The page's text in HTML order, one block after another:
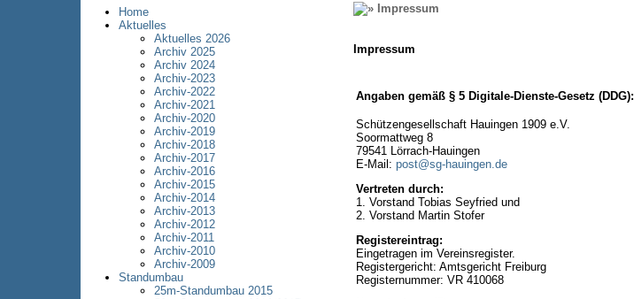
Home
Aktuelles
Aktuelles 2026
Archiv 2025
Archiv 2024
Archiv-2023
Archiv-2022
Archiv-2021
Archiv-2020
Archiv-2019
Archiv-2018
Archiv-2017
Archiv-2016
Archiv-2015
Archiv-2014
Archiv-2013
Archiv-2012
Archiv-2011
Archiv-2010
Archiv-2009
Standumbau
25m-Standumbau 2015
Impressum
Impressum
Angaben gemäß § 5 Digitale-Dienste-Gesetz (DDG):
Schützengesellschaft Hauingen 1909 e.V.
Soormattweg 8
79541 Lörrach-Hauingen
E-Mail: post@sg-hauingen.de
Vertreten durch:
1. Vorstand Tobias Seyfried und
2. Vorstand Martin Stofer
Registereintrag:
Eingetragen im Vereinsregister.
Registergericht: Amtsgericht Freiburg
Registernummer: VR 410068